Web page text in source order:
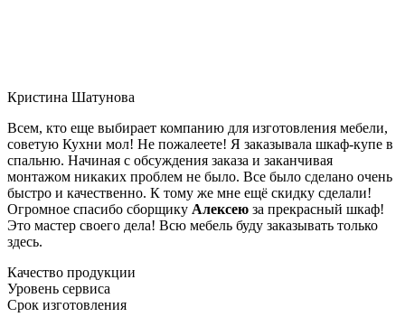
Кристина Шатунова
Всем, кто еще выбирает компанию для изготовления мебели,
советую Кухни мол! Не пожалеете! Я заказывала шкаф-купе в
спальню. Начиная с обсуждения заказа и заканчивая
монтажом никаких проблем не было. Все было сделано очень
быстро и качественно. К тому же мне ещё скидку сделали!
Огромное спасибо сборщику Алексею за прекрасный шкаф!
Это мастер своего дела! Всю мебель буду заказывать только
здесь.
Качество продукции
Уровень сервиса
Срок изготовления